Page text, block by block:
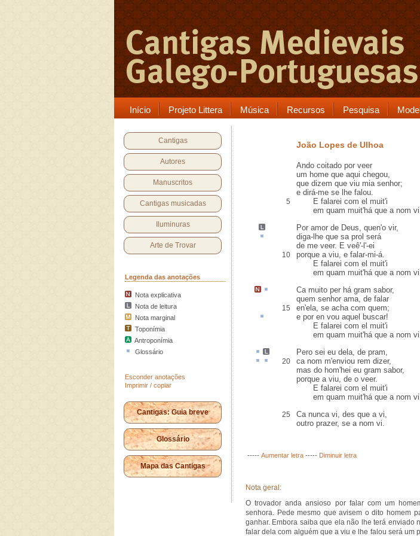
Início Projeto Littera Música Recursos Pesquisa
Cantigas
Autores
Manuscritos
Cantigas musicadas
Iluminuras
Arte de Trovar
Legenda das anotações
Nota explicativa
Nota de leitura
Nota marginal
Toponímia
Antroponímia
Glossário
Esconder anotações
Imprimir / copiar
Cantigas: Guia breve
Glossário
Mapa das Cantigas
João Lopes de Ulhoa
Ando coitado por veer
um home que aqui chegou,
que dizem que viu mia senhor;
e dirá-me se lhe falou.
5
E falarei com el muit'i
em quam muit'há que a nom
Por amor de Deus, quen'o vir,
diga-lhe que sa prol será
de me veer. E veê'-l'-ei
10
porque a viu, e falar-mi-á.
E falarei com el muit'i
em quam muit'há que a nom
Ca muito per há gram sabor,
quem senhor ama, de falar
15
en'ela, se acha com quem;
e por en vou aquel buscar!
E falarei com el muit'i
em quam muit'há que a nom
Pero sei eu dela, de pram,
20 canom m'enviou rem dizer,
mas do hom'hei eu gram sabor,
porque a viu, de o veer.
E falarei com el muit'i
em quam muit'há que a nom
25
Ca nunca vi, des que a vi,
outro prazer, se a nom vi.
----- Aumentar letra ----- Diminuir letra
Nota geral:
O trovador anda ansioso por falar com um
senhora. Pede mesmo que avisem o dito homem
ganhar. Embora saiba que ela não lhe terá enviado
falar dela com alguém que a viu e lhe falou será um